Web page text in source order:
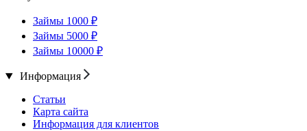
Займы 1000 ₽
Займы 5000 ₽
Займы 10000 ₽
Информация
Статьи
Карта сайта
Информация для клиентов